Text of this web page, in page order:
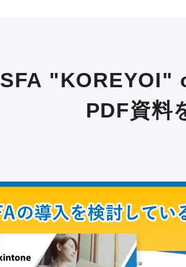
SFA "KOREYOI"
PDF資料